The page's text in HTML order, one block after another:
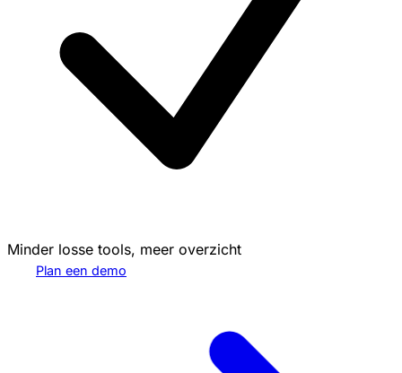
Minder losse tools, meer overzicht
Plan een demo